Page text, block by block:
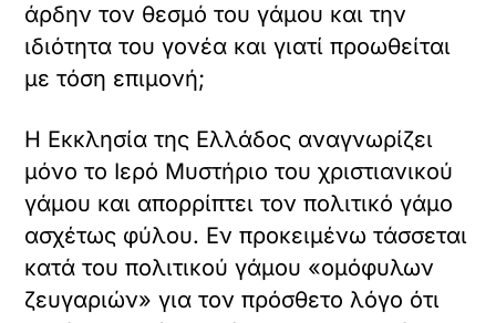
άρδην τον θεσμό του γάμου και την
ιδιότητα του γονέα και γιατί προωθείται
με τόση επιμονή;
Η Εκκλησία της Ελλάδος αναγνωρίζει
μόνο το Ιερό Μυστήριο του χριστιανικού
γάμου και απορρίπτει τον πολιτικό γάμο
ασχέτως φύλου. Εν προκειμένω τάσσεται
κατά του πολιτικού γάμου «ομόφυλων
ζευγαριών» για τον πρόσθετο λόγο ότι